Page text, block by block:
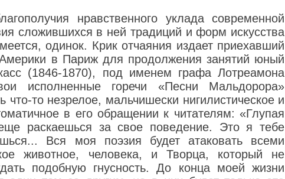
нравственного уклада современной
сложившихся в ней традиций и форм искусства
одинок. Крик отчаяния издает приехавший
в Париж для продолжения занятий юный
(1846-1870), под именем графа Лотреамона
исполненные горечи «Песни Мальдорора»
что-то незрелое, мальчишески нигилистическое и
в его обращении к читателям: «Глупая
раскаешься за свое поведение. Это я тебе
Вся моя поэзия будет атаковать всеми
животное, человека, и Творца, который не
подобную гнусность. До конца моей жизни